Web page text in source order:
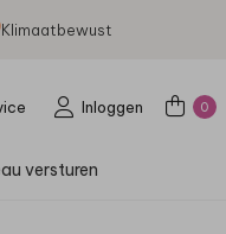
Klimaatbewust
Inloggen 0
versturen